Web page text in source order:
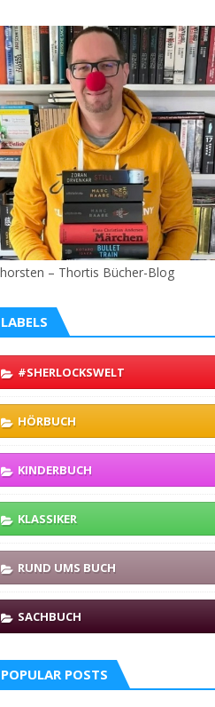
– Thortis Bücher-Blog
LABELS
#SHERLOCKSWELT
HÖRBUCH
KINDERBUCH
KLASSIKER
RUND UMS BUCH
SACHBUCH
POPULAR POSTS